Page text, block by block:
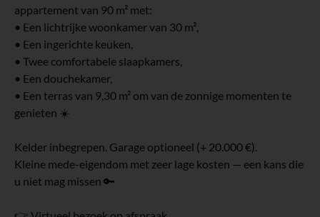
appartement van 90 m² met:
• Een lichtrijke woonkamer van 30 m²,
• Een ingerichte keuken,
• Twee comfortabele slaapkamers,
• Een douchekamer,
• Een terras van 9,30 m² om van de zonnige momenten te
genieten ☀️
Kelder inbegrepen. Garage optioneel (+ 20.000 €).
Kleine mede-eigendom met zeer lage kosten — een kans die
u niet mag missen 🔑